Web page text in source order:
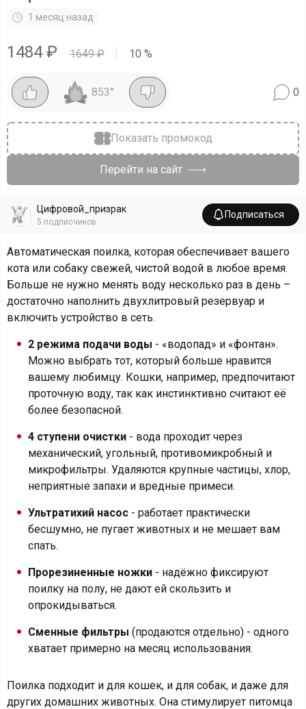
1 месяц назад
1484₽ 1649₽ 10 %
853° 0
Показать промокод
Перейти на сайт
Цифровой_призрак
5 подписчиков
Подписаться
Автоматическая поилка, которая обеспечивает вашего
кота или собаку свежей, чистой водой в любое время.
Больше не нужно менять воду несколько раз в день –
достаточно наполнить двухлитровый резервуар и
включить устройство в сеть.
2 режима подачи воды - «водопад» и «фонтан».
Можно выбрать тот, который больше нравится
вашему любимцу. Кошки, например, предпочитают
проточную воду, так как инстинктивно считают её
более безопасной.
4 ступени очистки - вода проходит через
механический, угольный, противомикробный и
микрофильтры. Удаляются крупные частицы, хлор,
неприятные запахи и вредные примеси.
Ультратихий насос - работает практически
бесшумно, не пугает животных и не мешает вам
спать.
Прорезиненные ножки - надёжно фиксируют
поилку на полу, не дают ей скользить и
опрокидываться.
Сменные фильтры (продаются отдельно) - одного
хватает примерно на месяц использования.
Поилка подходит и для кошек, и для собак, и даже для
других домашних животных. Она стимулирует питомца